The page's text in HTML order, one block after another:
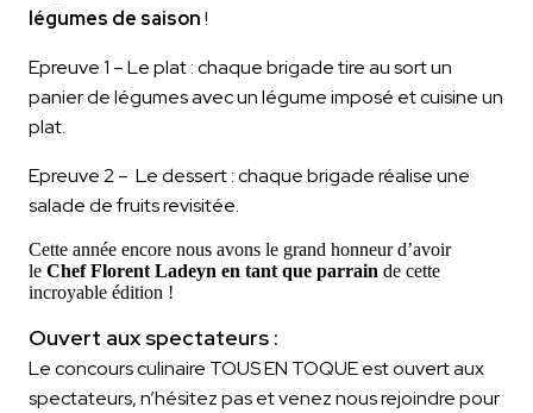
légumes de saison!
Epreuve 1 – Le plat : chaque brigade tire au sort un
panier de légumes avec un légume imposé et cuisine un
plat.
Epreuve 2 – Le dessert : chaque brigade réalise une
salade de fruits revisitée.
Cette année encore nous avons le grand honneur d’avoir
le Chef Florent Ladeyn en tant que parrain de cette
incroyable édition !
Ouvert aux spectateurs :
Le concours culinaire TOUS EN TOQUE est ouvert aux
spectateurs, n’hésitez pas et venez nous rejoindre pour